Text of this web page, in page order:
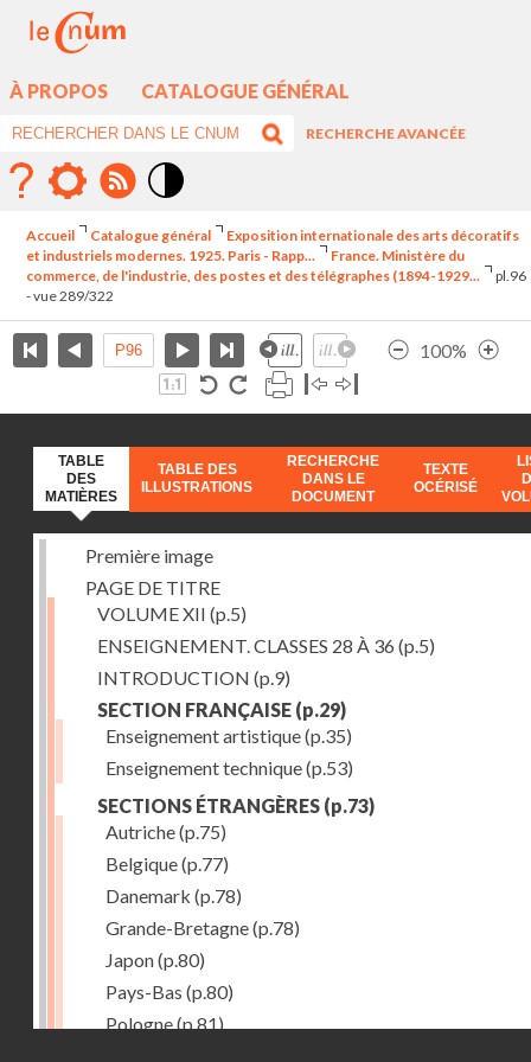
À PROPOS CATALOGUE GÉNÉRAL
RECHERCHE AVANCÉE
élévé
Accueil Catalogue général
Exposition internationale des arts décoratifs
et industriels modernes. 1925. Paris - Rapp...
France. Ministère du
commerce, de l'industrie, des postes et des télégraphes (1894-1929...
pl.96
- vue 289/322
100%
TABLE
DES
MATIÈRES
TABLE DES
ILLUSTRATIONS
RECHERCHE
DANS LE
DOCUMENT
TEXTE
OCÉRISÉ
Première image
PAGE DE TITRE
VOLUME XII (p.5)
ENSEIGNEMENT. CLASSES 28 À 36 (p.5)
INTRODUCTION (p.9)
SECTION FRANÇAISE (p.29)
Enseignement artistique(p.35)
Enseignement technique(p.53)
SECTIONS ÉTRANGÈRES (p.73)
Autriche(p.75)
Belgique(p.77)
Danemark (p.78)
Grande-Bretagne(p.78)
Japon(p.80)
Pays-Bas (p.80)
Pologne(p.81)